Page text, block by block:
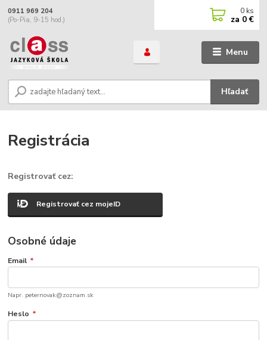
Menu
Hľadať
0911 969 204
(Po-Pia, 9-15 hod.)
0 ks
za 0 €
Registrácia
Registrovať cez:
Registrovať cez mojeID
Osobné údaje
Email *
Napr. peternovak@zoznam.sk
Heslo *